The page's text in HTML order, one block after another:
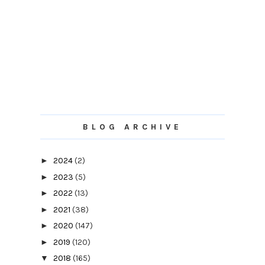
BLOG ARCHIVE
► 2024(2)
► 2023 (5)
► 2022 (13)
► 2021 (38)
► 2020 (147)
► 2019 (120)
▼ 2018 (165)